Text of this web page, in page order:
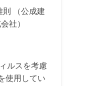
則 （公成建
社）
ルスを考慮
使用してい